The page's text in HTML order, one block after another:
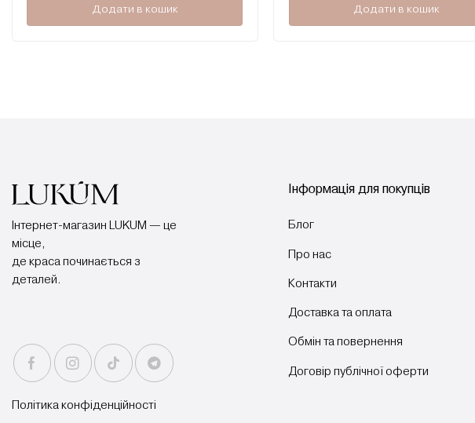
Додати в кошик Додати в кошик
Інтернет-магазин LUKUM — це
місце,
де краса починається з
деталей.
Політика конфіденційності
Інформація для покупців
Блог
Про нас
Контакти
Доставка та оплата
Обмін та повернення
Договір публічної оферти